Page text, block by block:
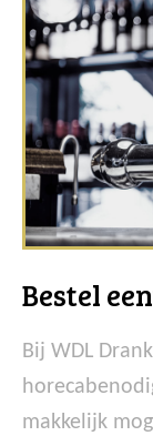
Bestel
Bij WDL
makkelijk